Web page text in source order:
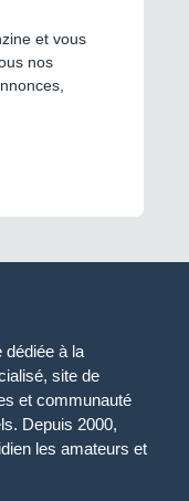
et vous
nos
dédiée à la
site de
et communauté
Depuis 2000,
les amateurs et